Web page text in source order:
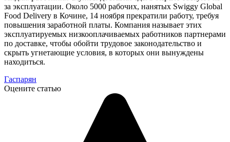
за эксплуатации. Около 5000 рабочих, нанятых Swiggy Global
Food Delivery в Кочине, 14 ноября прекратили работу, требуя
повышения заработной платы. Компания называет этих
эксплуатируемых низкооплачиваемых работников партнерами
по доставке, чтобы обойти трудовое законодательство и
скрыть угнетающие условия, в которых они вынуждены
находиться.
Гаспарян
Оцените статью